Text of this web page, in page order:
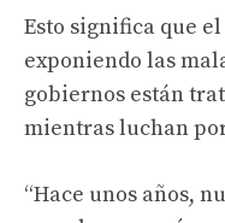
Esto significa que
exponiendo las
gobiernos están
mientras luchan
“Hace unos años,